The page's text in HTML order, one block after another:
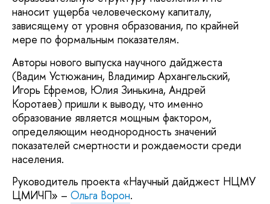
наносит ущерба человеческому капиталу,
зависящему от уровня образования, по крайней
мере по формальным показателям.
Авторы нового выпуска научного дайджеста
(Вадим Устюжанин, Владимир Архангельский,
Игорь Ефремов, Юлия Зинькина, Андрей
Коротаев) пришли к выводу, что именно
образование является мощным фактором,
определяющим неоднородность значений
показателей смертности и рождаемости среди
населения.
Руководитель проекта «Научный дайджест НЦМУ
ЦМИЧП» – Ольга Ворон.